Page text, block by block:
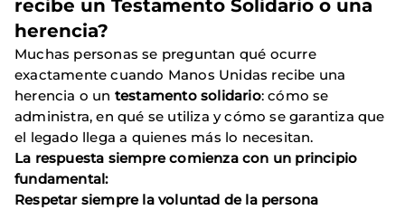
recibe un Testamento Solidario o una
herencia?
Muchas personas se preguntan qué ocurre
exactamente cuando Manos Unidas recibe una
herencia o un testamento solidario: cómo se
administra, en qué se utiliza y cómo se garantiza que
el legado llega a quienes más lo necesitan.
La respuesta siempre comienza con un principio
fundamental:
Respetar siempre la voluntad de la persona